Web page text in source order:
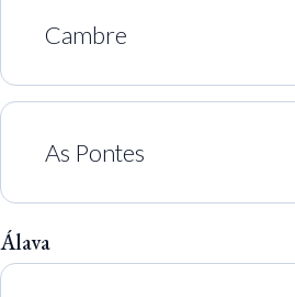
Cambre
As Pontes
Álava